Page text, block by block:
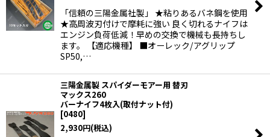
「信頼の三陽金属社製」 ★粘りあるバネ鋼を使用
★高周波刃付けで摩耗に強い 良く切れるナイフは
エンジン負荷低減！早めの交換で機械も長持ちし
ます。 【適応機種】 ■オーレック/アグリップ
SP50,…
三陽金属製 スパイダーモアー用 替刃
マックス260
バーナイフ4枚入(取付ナット付)
[0480]
2,930円(税込)